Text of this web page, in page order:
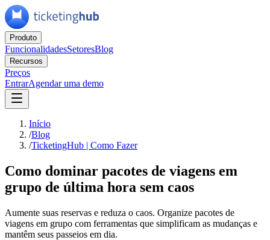
Produto
FuncionalidadesSetoresBlog
Recursos
Preços
EntrarAgendar uma demo
Início
/Blog
/TicketingHub | Como Fazer
Como dominar pacotes de viagens em
grupo de última hora sem caos
Aumente suas reservas e reduza o caos. Organize pacotes de
viagens em grupo com ferramentas que simplificam as mudanças e
mantêm seus passeios em dia.